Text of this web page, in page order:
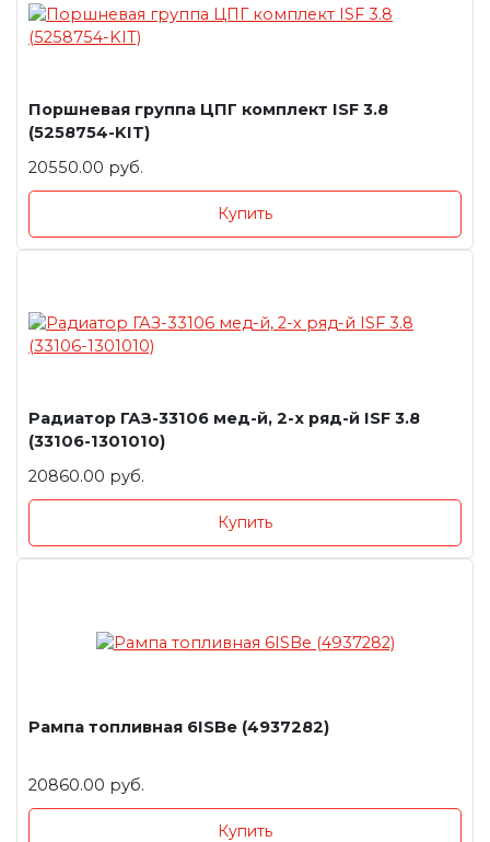
Поршневая группа ЦПГ комплект ISF 3.8
(5258754-KIT)
20550.00 руб.
Купить
Радиатор ГАЗ-33106 мед-й, 2-х ряд-й ISF 3.8
(33106-1301010)
20860.00 руб.
Купить
Рампа топливная 6ISBe (4937282)
20860.00 руб.
Купить